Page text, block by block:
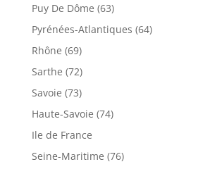
Puy De Dôme (63)
Pyrénées-Atlantiques (64)
Rhône (69)
Sarthe (72)
Savoie (73)
Haute-Savoie (74)
Ile de France
Seine-Maritime (76)